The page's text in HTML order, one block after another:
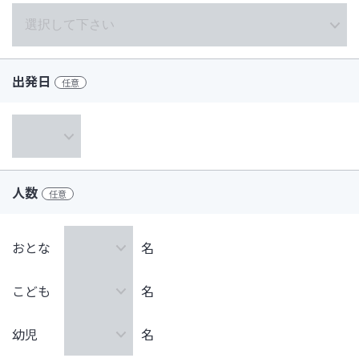
出発日 任意
人数 任意
おとな 名
こども 名
幼児 名